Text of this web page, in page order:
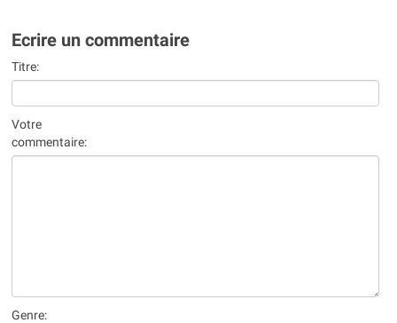
Ecrire un commentaire
Titre:
Votre
commentaire:
Genre: